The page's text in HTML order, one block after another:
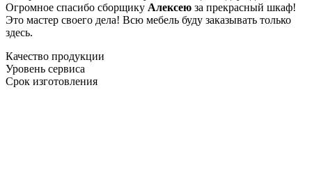
Огромное спасибо сборщику Алексею за прекрасный шкаф!
Это мастер своего дела! Всю мебель буду заказывать только
здесь.
Качество продукции
Уровень сервиса
Срок изготовления